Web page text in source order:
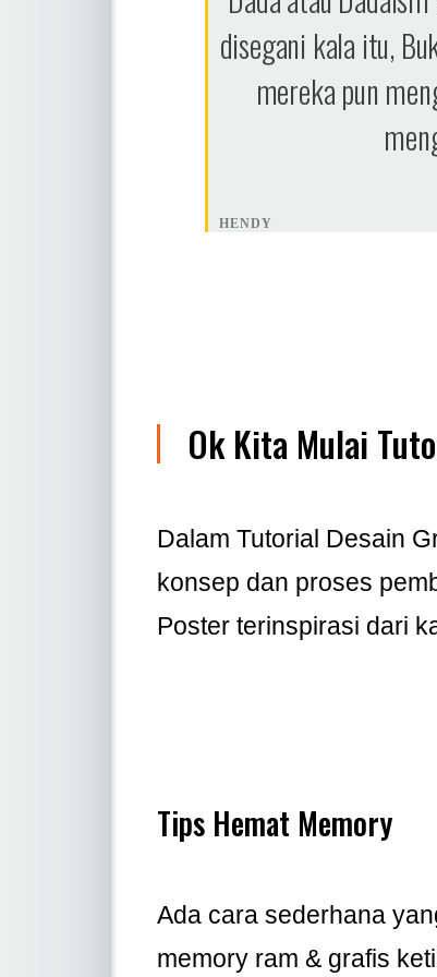
disegani kala itu,
mereka pun
HENDY
Ok Kita Mulai
Dalam Tutorial Desain
konsep dan proses
Poster terinspirasi dari
Tips Hemat Memory
Ada cara sederhana
memory ram & grafis